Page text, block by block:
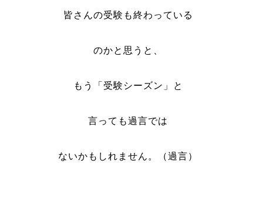
皆さんの受験も終わっている
のかと思うと、
もう「受験シーズン」と
言っても過言では
ないかもしれません。（過言）